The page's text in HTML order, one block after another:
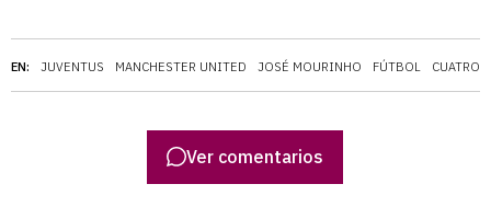
EN: JUVENTUS MANCHESTER UNITED JOSÉ MOURINHO FÚTBOL CUATRO
Ver comentarios